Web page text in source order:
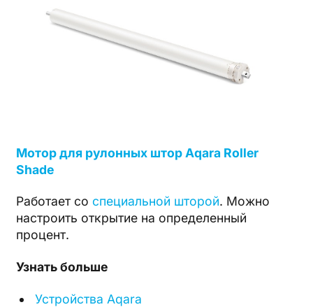
Мотор для рулонных штор Aqara Roller
Shade
Работает со специальной шторой. Можно
настроить открытие на определенный
процент.
Узнать больше
Устройства Aqara